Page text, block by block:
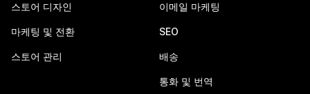
스토어 디자인
마케팅 및 전환
스토어 관리
이메일 마케팅
SEO
배송
통화 및 번역